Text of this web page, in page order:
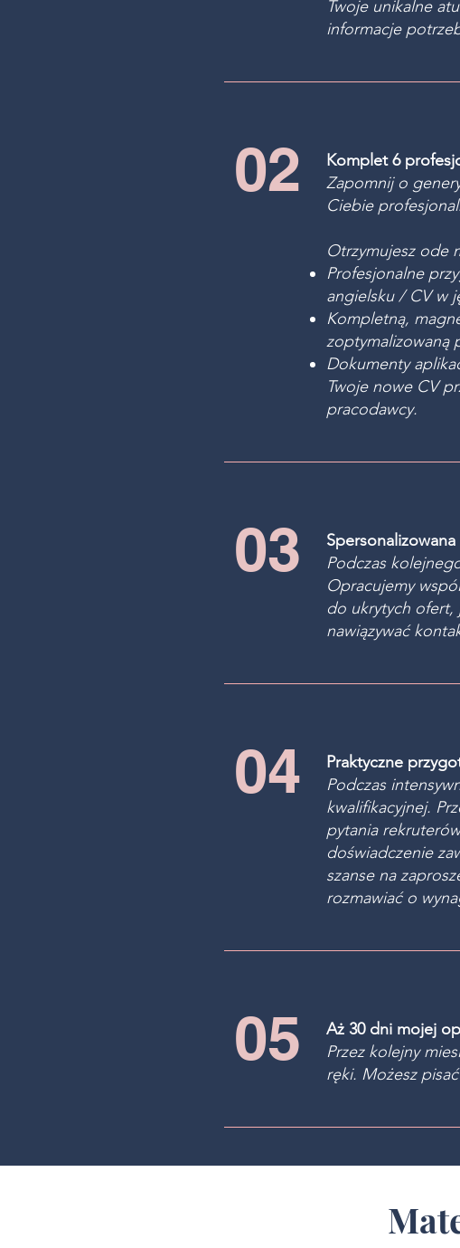
Twoje unikalne
informacje
02
Komplet 6
Zapomnij o
Ciebie
Otrzymujesz ode
Profesjonalne
angielsku / CV w
Kompletną,
zoptymalizowaną
Dokumenty
Twoje nowe CV
pracodawcy.
03
Podczas
Opracujemy
do ukrytych
nawiązywać
04
Praktyczne
Podczas
kwalifikacyjnej.
pytania
doświadczenie
szanse na
rozmawiać o
05
Aż 30 dni mojej
Przez kolejny
ręki. Możesz